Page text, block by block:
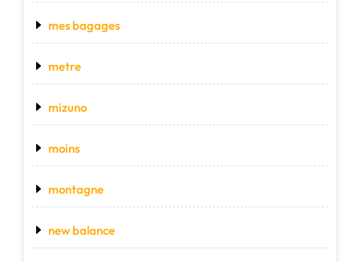
mes bagages
metre
mizuno
moins
montagne
new balance